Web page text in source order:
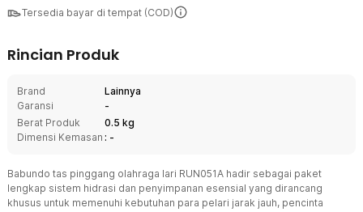
Tersedia bayar di tempat (COD)
Rincian Produk
Brand
Lainnya
Garansi
-
Berat Produk
0.5 kg
Dimensi Kemasan : -
Babundo tas pinggang olahraga lari RUN051A hadir sebagai paket
lengkap sistem hidrasi dan penyimpanan esensial yang dirancang
khusus untuk memenuhi kebutuhan para pelari jarak jauh, pencinta